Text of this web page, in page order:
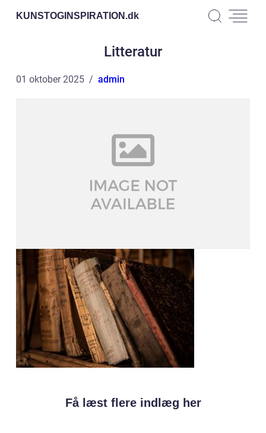
KUNSTOGINSPIRATION.dk
Litteratur
01 oktober 2025 admin
Få læst flere indlæg her